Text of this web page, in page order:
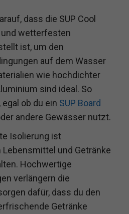
dass die SUP Cool
wetterfesten
ist, um den
auf dem Wasser
wie hochdichter
sind ideal. So
ob du ein SUP Board
andere Gewässer nutzt.
Isolierung ist
und Getränke
Hochwertige
verlängern die
dafür, dass du den
Getränke